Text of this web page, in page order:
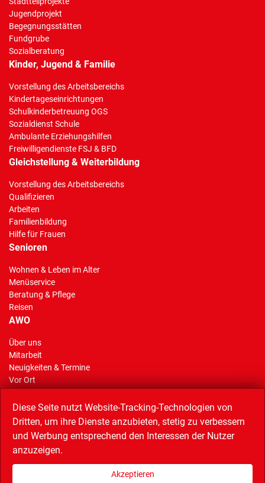
Jugendprojekt
Begegnungsstätten
Fundgrube
Sozialberatung
Kinder, Jugend & Familie
Vorstellung des Arbeitsbereichs
Kindertageseinrichtungen
Schulkinderbetreuung OGS
Sozialdienst Schule
Ambulante Erziehungshilfen
Freiwilligendienste FSJ & BFD
Gleichstellung & Weiterbildung
Vorstellung des Arbeitsbereichs
Qualifizieren
Arbeiten
Familienbildung
Hilfe für Frauen
Senioren
Wohnen & Leben im Alter
Menüservice
Beratung & Pflege
Reisen
AWO
Über uns
Mitarbeit
Neuigkeiten & Termine
Vor Ort
Reisen
Linkempfehlungen
AWO Service GmbH (Catering),
Musiktheater im Revier,
Diese Seite nutzt Website-Tracking-Technologien von
Dritten, um ihre Dienste anzubieten, stetig zu verbessern
und Werbung entsprechend den Interessen der Nutzer
anzuzeigen.
Akzeptieren